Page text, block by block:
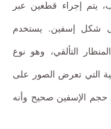
يتم إجراء قطعين عبر
شكل إسفين. يستخدم
التألقي، وهو نوع
التي تعرض الصور على
حجم الإسفين صحيح وأنه